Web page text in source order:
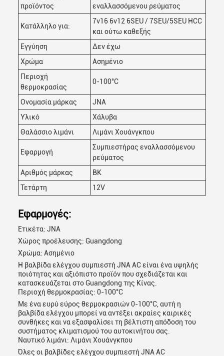
Αφήστε ένα μήνυμα
We bellen je snel terug!
προϊόντος
εναλλασσόμενου ρεύματος
Κατάλληλο για:
7v16 6v12 6SEU / 7SEU/5SEU HCC
και ούτω καθεξής
Εγγύηση
Δεν έχω
Χρώμα
Ασημένιο
Περιοχή
θερμοκρασίας
0-100°C
Ονομασία μάρκας
JNA
Υλικό
Χάλυβα
Θαλάσσιο λιμάνι
Λιμάνι Χουάνγκπου
Εφαρμογή
Συμπιεστήρας εναλλασσόμενου
ρεύματος
Αριθμός μάρκας
BK
Τετάρτη
12V
Εφαρμογές:
Ετικέτα: JNA
Χώρος προέλευσης: Guangdong
Χρώμα: Ασημένιο
Η βαλβίδα ελέγχου συμπιεστή JNA AC είναι ένα υψηλής
ποιότητας και αξιόπιστο προϊόν που σχεδιάζεται και
κατασκευάζεται στο Guangdong της Κίνας.
Περιοχή θερμοκρασίας: 0-100°C
Με ένα ευρύ εύρος θερμοκρασιών 0-100°C, αυτή η
βαλβίδα ελέγχου μπορεί να αντέξει ακραίες καιρικές
συνθήκες και να εξασφαλίσει τη βέλτιστη απόδοση του
συστήματος κλιματισμού του αυτοκινήτου σας.
Ναυτικό λιμάνι: Λιμάνι Χουάνγκπου
Όλες οι βαλβίδες ελέγχου συμπιεστή JNA AC